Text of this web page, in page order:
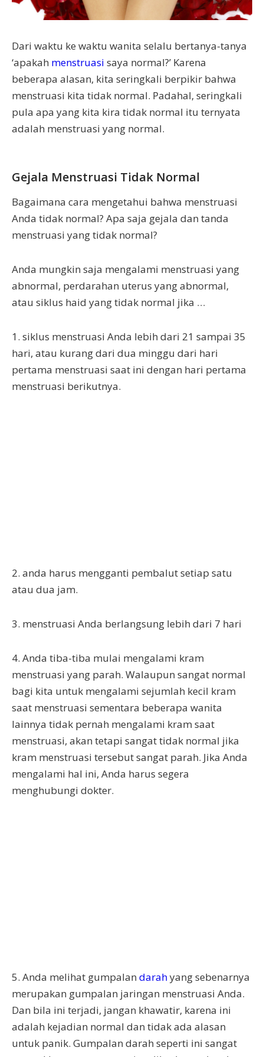
Dari waktu ke waktu wanita selalu bertanya-tanya
‘apakah menstruasi saya normal?’ Karena
beberapa alasan, kita seringkali berpikir bahwa
menstruasi kita tidak normal. Padahal, seringkali
pula apa yang kita kira tidak normal itu ternyata
adalah menstruasi yang normal.
Gejala Menstruasi Tidak Normal
Bagaimana cara mengetahui bahwa menstruasi
Anda tidak normal? Apa saja gejala dan tanda
menstruasi yang tidak normal?
Anda mungkin saja mengalami menstruasi yang
abnormal, perdarahan uterus yang abnormal,
atau siklus haid yang tidak normal jika …
1. siklus menstruasi Anda lebih dari 21 sampai 35
hari, atau kurang dari dua minggu dari hari
pertama menstruasi saat ini dengan hari pertama
menstruasi berikutnya.
2. anda harus mengganti pembalut setiap satu
atau dua jam.
3. menstruasi Anda berlangsung lebih dari 7 hari
4. Anda tiba-tiba mulai mengalami kram
menstruasi yang parah. Walaupun sangat normal
bagi kita untuk mengalami sejumlah kecil kram
saat menstruasi sementara beberapa wanita
lainnya tidak pernah mengalami kram saat
menstruasi, akan tetapi sangat tidak normal jika
kram menstruasi tersebut sangat parah. Jika Anda
mengalami hal ini, Anda harus segera
menghubungi dokter.
5. Anda melihat gumpalan darahyang sebenarnya
merupakan gumpalan jaringan menstruasi Anda.
Dan bila ini terjadi, jangan khawatir, karena ini
adalah kejadian normal dan tidak ada alasan
untuk panik. Gumpalan darah seperti ini sangat